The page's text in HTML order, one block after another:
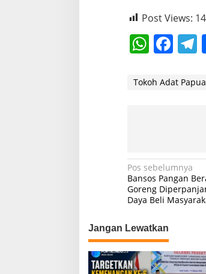
Post Views:
W
at
p
F
c
o
k
e
Tokoh Adat
N
a
v
i
g
a
Pos sebelumnya
Bansos Pangan
Goreng
Daya Beli
Jangan Lewatkan